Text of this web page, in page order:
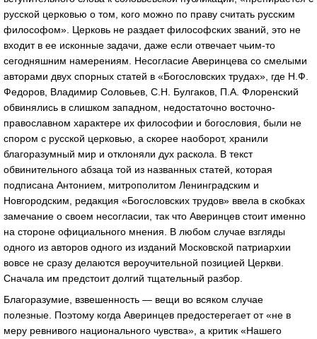
русской церковью о том, кого можно по праву считать русским
философом». Церковь не раздает философских званий, это не
входит в ее исконные задачи, даже если отвечает чьим-то
сегодняшним намерениям. Несогласие Аверинцева со смелыми
авторами двух спорных статей в «Богословских трудах», где Н.Ф.
Федоров, Владимир Соловьев, С.Н. Булгаков, П.А. Флоренский
обвинялись в слишком западном, недостаточно восточно-
православном характере их философии и богословия, были не
спором с русской церковью, а скорее наоборот, хранили
благоразумный мир и отклоняли дух раскола. В текст
обвинительного абзаца той из названных статей, которая
подписана Антонием, митрополитом Ленинградским и
Новгородским, редакция «Богословских трудов» ввела в скобках
замечание о своем несогласии, так что Аверинцев стоит именно
на стороне официального мнения. В любом случае взгляды
одного из авторов одного из изданий Московской патриархии
вовсе не сразу делаются вероучительной позицией Церкви.
Сначала им предстоит долгий тщательный разбор.
Благоразумие, взвешенность — вещи во всяком случае
полезные. Поэтому когда Аверинцев предостерегает от «не в
меру ревнивого национального чувства», а критик «Нашего